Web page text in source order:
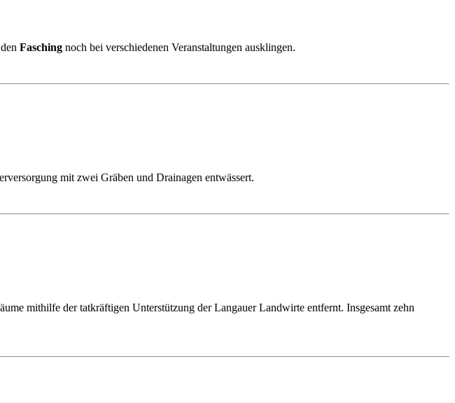
Fasching noch bei verschiedenen Veranstaltungen ausklingen.
mit zwei Gräben und Drainagen entwässert.
mithilfe der tatkräftigen Unterstützung der Langauer Landwirte entfernt. Insgesamt zehn